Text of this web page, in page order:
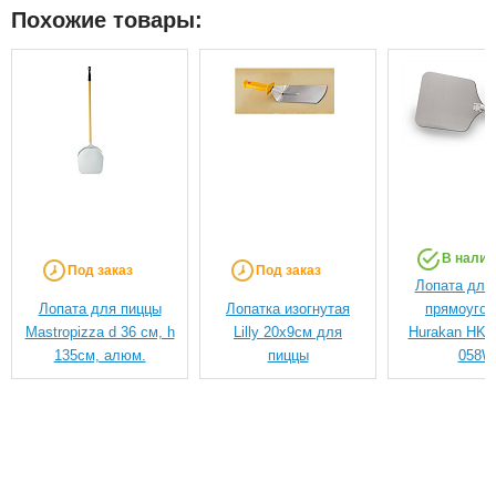
Похожие товары:
Под заказ
Лопата для пиццы
Mastropizza d 36 см, h
135см, алюм.
Под заказ
Лопатка изогнутая
Lilly 20х9см для
пиццы
В
Лопата для
Hurakan
058W